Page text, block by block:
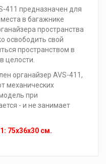
411 предназначен для
в багажнике
пространства
освободить свой
пространством в
целости.
органайзер AVS-411,
механических
при
- и не занимает
75х36х30 см.